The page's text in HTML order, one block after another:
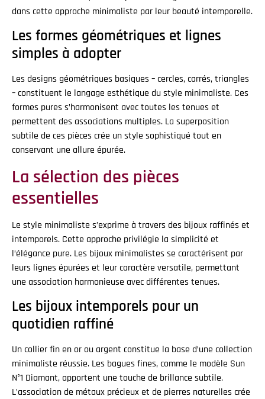
dans cette approche minimaliste par leur beauté intemporelle.
Les formes géométriques et lignes
simples à adopter
Les designs géométriques basiques – cercles, carrés, triangles
– constituent le langage esthétique du style minimaliste. Ces
formes pures s’harmonisent avec toutes les tenues et
permettent des associations multiples. La superposition
subtile de ces pièces crée un style sophistiqué tout en
conservant une allure épurée.
La sélection des pièces
essentielles
Le style minimaliste s’exprime à travers des bijoux raffinés et
intemporels. Cette approche privilégie la simplicité et
l’élégance pure. Les bijoux minimalistes se caractérisent par
leurs lignes épurées et leur caractère versatile, permettant
une association harmonieuse avec différentes tenues.
Les bijoux intemporels pour un
quotidien raffiné
Un collier fin en or ou argent constitue la base d’une collection
minimaliste réussie. Les bagues fines, comme le modèle Sun
N°1 Diamant, apportent une touche de brillance subtile.
L’association de métaux précieux et de pierres naturelles crée